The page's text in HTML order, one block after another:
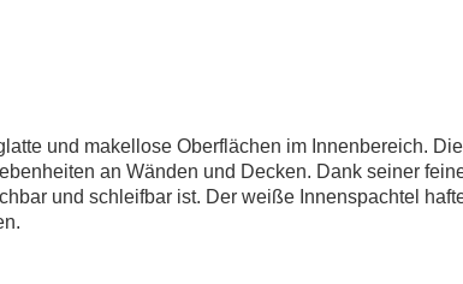
und makellose Oberflächen im Innenbereich.
an Wänden und Decken. Dank seiner
und schleifbar ist. Der weiße Innenspachtel